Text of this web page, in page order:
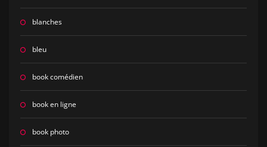
blanches
bleu
book comédien
book en ligne
book photo